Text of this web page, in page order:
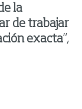
la
de trabajar
exacta”,